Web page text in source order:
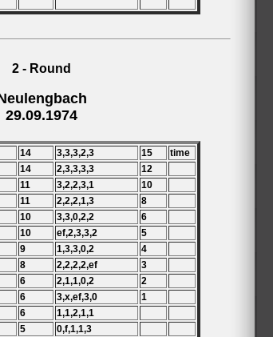
2 - Round
29.09.1974
14 3,3,3,2,3 15
time
14 2,3,3,3,3
12
11 3,2,2,3,1
10
11 2,2,2,1,3
8
10 3,3,0,2,2
6
10 ef,2,3,3,2
5
9 1,3,3,0,2
4
8 2,2,2,2,ef
3
6 2,1,1,0,2
2
6 3,x,ef,3,0
1
6
1,1,2,1,1
5
0,f,1,1,3